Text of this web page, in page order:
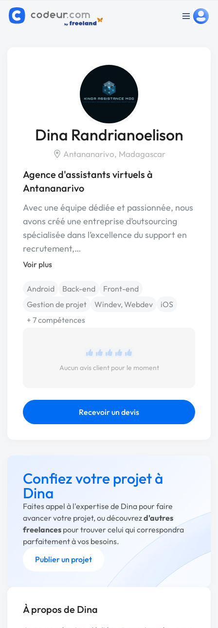
Dina Randrianoelison
Antananarivo, Madagascar
Agence d'assistants virtuels à
Antananarivo
Avec une équipe dédiée et passionnée, nous
avons créé une entreprise d’outsourcing
spécialisée dans l’excellence du support en
recrutement,…
Voir plus
Android Back-end
Front-end
Gestion de projet
Windev, Webdev
iOS
+ 7 compétences
Aucun avis client pour le moment
Recevoir un devis
Confiez votre projet à
Dina
Faites appel à l'expertise de Dina pour faire
avancer votre projet, ou découvrezd'autres
freelances pour trouver celui qui correspondra
parfaitement à vos besoins.
Publier un projet
À propos de Dina